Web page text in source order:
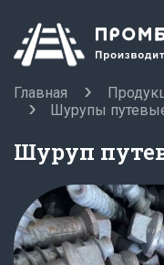
Главная
Шурупы
Шуруп